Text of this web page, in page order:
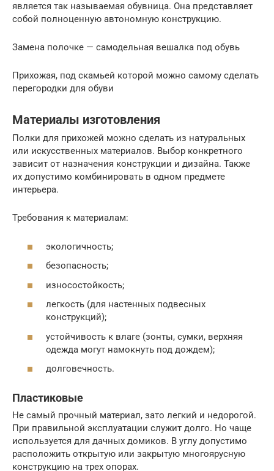
является так называемая обувница. Она представляет
собой полноценную автономную конструкцию.
Замена полочке — самодельная вешалка под обувь
Прихожая, под скамьей которой можно самому сделать
перегородки для обуви
Материалы изготовления
Полки для прихожей можно сделать из натуральных
или искусственных материалов. Выбор конкретного
зависит от назначения конструкции и дизайна. Также
их допустимо комбинировать в одном предмете
интерьера.
Требования к материалам:
экологичность;
безопасность;
износостойкость;
легкость (для настенных подвесных
конструкций);
устойчивость к влаге (зонты, сумки, верхняя
одежда могут намокнуть под дождем);
долговечность.
Пластиковые
Не самый прочный материал, зато легкий и недорогой.
При правильной эксплуатации служит долго. Но чаще
используется для дачных домиков. В углу допустимо
расположить открытую или закрытую многоярусную
конструкцию на трех опорах.